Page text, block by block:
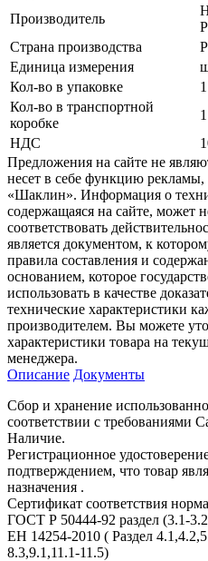
Производитель
Страна производства
Единица измерения
Кол-во в упаковке
1
Кол-во в транспортной
коробке
1
НДС
Предложения на сайте не
несет в себе функцию
«Шаклин». Информация о
содержащаяся на сайте, может
соответствовать
является документом, к
правила составления и
основанием, которое
использовать в качестве
технические характеристики
производителем. Вы можете
характеристики товара на
менеджера.
Описание Документы
Сбор и хранение
соответствии с требованиями
Наличие.
Регистрационное
подтверждением, что товар
назначения .
Сертификат соответствия
ГОСТ Р 50444-92 раздел (3.1-
ЕН 14254-2010 ( Раздел
8.3,9.1,11.1-11.5)